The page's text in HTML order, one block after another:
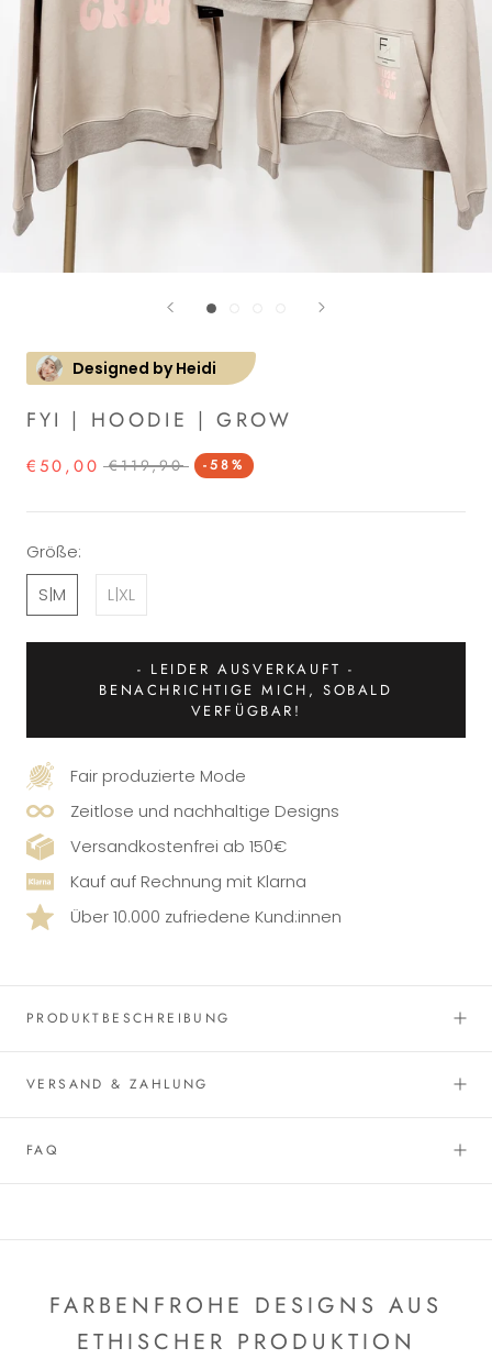
Designed by Heidi
FYI | HOODIE | GROW
€50,00 €119,90 -58%
Größe:
S|M
L|XL
- LEIDER AUSVERKAUFT -
BENACHRICHTIGE MICH, SOBALD
VERFÜGBAR!
Fair produzierte Mode
Zeitlose und nachhaltige Designs
Versandkostenfrei ab 150€
Kauf auf Rechnung mit Klarna
Über 10.000 zufriedene Kund:innen
PRODUKTBESCHREIBUNG
VERSAND & ZAHLUNG
FAQ
FARBENFROHE DESIGNS AUS
ETHISCHER PRODUKTION